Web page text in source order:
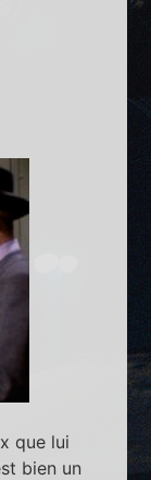
que lui
bien un